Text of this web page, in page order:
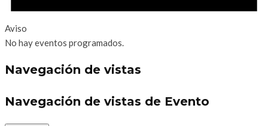
Aviso
No hay eventos programados.
Navegación de vistas
Navegación de vistas de Evento